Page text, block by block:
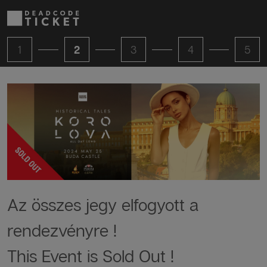
1 2 3 4 5
Az összes jegy elfogyott a
rendezvényre !
This Event is Sold Out !